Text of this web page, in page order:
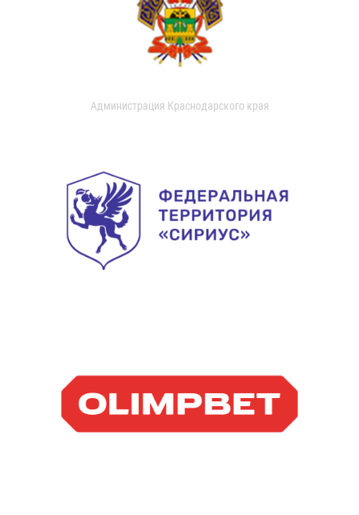
Администрация Краснодарского края